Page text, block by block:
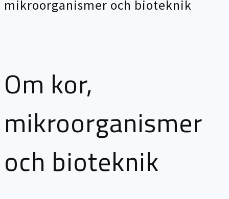
mikroorganismer och bioteknik
Om kor,
mikroorganismer
och bioteknik